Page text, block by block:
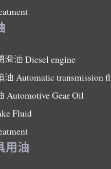
滑油 Diesel engine
油 Automatic transmission
Automotive Gear Oil
Fluid
用油